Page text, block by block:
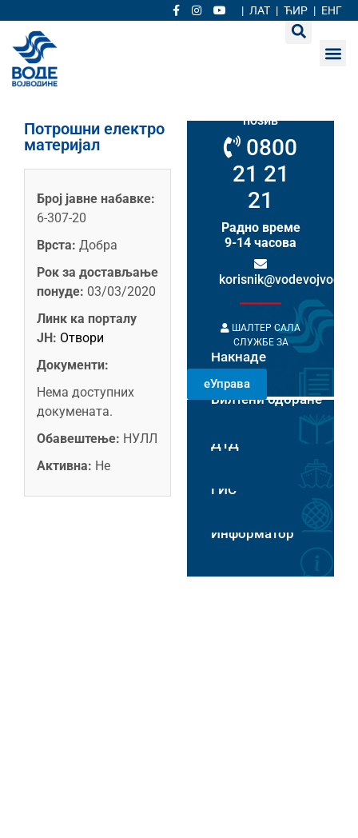
| ЛАТ | ЋИР | ЕНГ
Потрошни електро
материјал
Број јавне набавке:
6-307-20
Врста: Добра
Рок за достављање
понуде: 03/03/2020
Линк ка порталу
ЈН: Отвори
Документи:
Нема доступних
докумената.
Обавештење: НУЛЛ
Активна: Не
позив
0800
21 21
21
Радно време
9-14 часова
ШАЛТЕР САЛА
СЛУЖБЕ ЗА
НАКНАДЕ
РАДНИМ
ДАНИМА 8-14
ЧАСОВА
Накнаде
еУправа
Билтени одбране
Пловидба на Хс
ДТД
ГИС
Информатор